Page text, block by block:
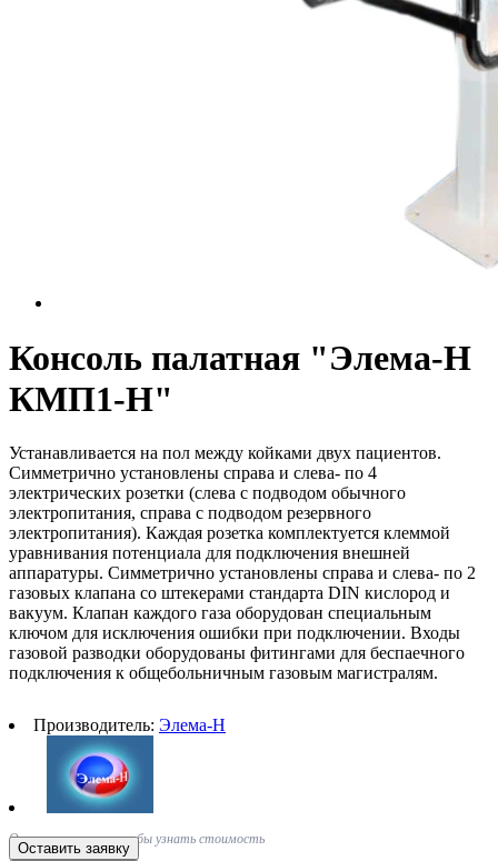
Консоль палатная "Элема-Н
КМП1-Н"
Устанавливается на пол между койками двух пациентов.
Симметрично установлены справа и слева- по 4
электрических розетки (слева с подводом обычного
электропитания, справа с подводом резервного
электропитания). Каждая розетка комплектуется клеммой
уравнивания потенциала для подключения внешней
аппаратуры. Симметрично установлены справа и слева- по 2
газовых клапана со штекерами стандарта DIN кислород и
вакуум. Клапан каждого газа оборудован специальным
ключом для исключения ошибки при подключении. Входы
газовой разводки оборудованы фитингами для беспаечного
подключения к общебольничным газовым магистралям.
Производитель: Элема-Н
Оставьте заявку, чтобы узнать стоимость
Оставить заявку